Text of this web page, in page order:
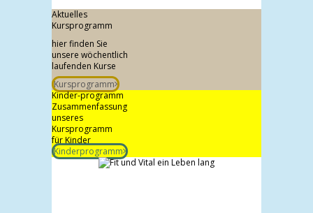
Aktuelles
Kursprogramm
hier finden Sie
unsere wöchentlich
laufenden Kurse
Kursprogramm
Kinder-programm
Zusammenfassung
unseres
Kursprogramm
für Kinder
Kinderprogramm